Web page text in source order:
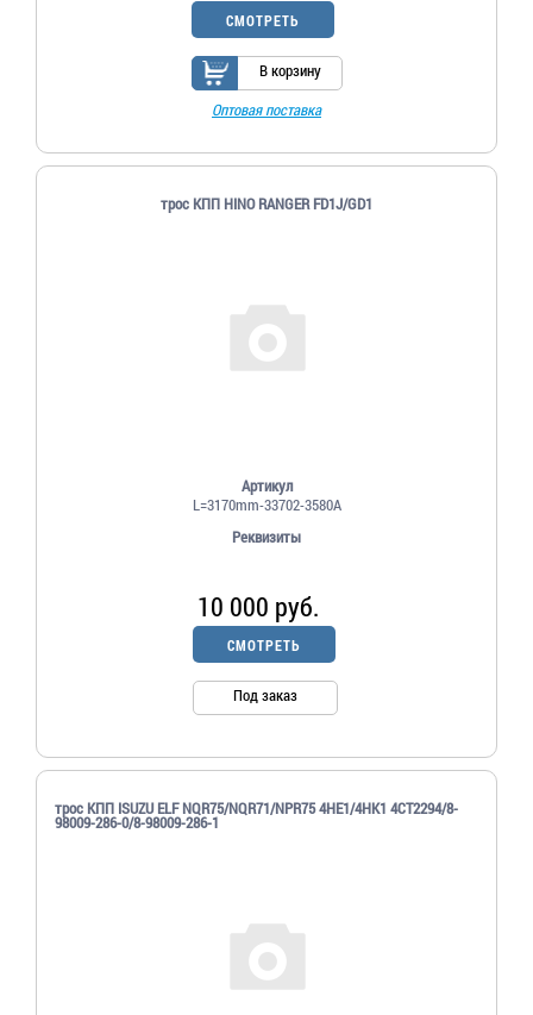
СМОТРЕТЬ
В корзину
Оптовая поставка
трос КПП HINO RANGER FD1J/GD1
Артикул
L=3170mm-33702-3580A
Реквизиты
10 000 руб.
СМОТРЕТЬ
Под заказ
трос КПП ISUZU ELF NQR75/NQR71/NPR75 4HE1/4HK1 4CT2294/8-
98009-286-0/8-98009-286-1